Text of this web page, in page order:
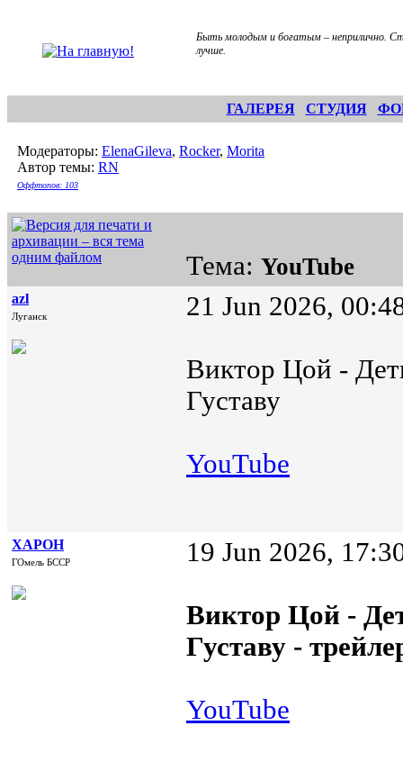
Быть молодым и богатым – неприлично.
лучше.
ГАЛЕРЕЯ СТУДИЯ
Модераторы: ElenaGileva, Rocker, Morita
Автор темы: RN
Оффтопов: 103
Тема: YouTube
azl
Луганск 21 Jun 2026,
Виктор Цой -
Густаву
YouTube
XAPOH
ГОмель БССР 19 Jun 2026,
Виктор Цой -
Густаву -
YouTube